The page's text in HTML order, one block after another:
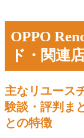
OPPO
ド・関連
主なリユース
験談・評判ま
との特徴